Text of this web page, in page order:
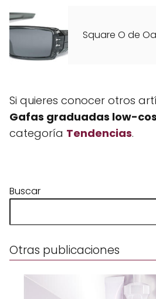
Square O de
Si quieres conocer otros
Gafas graduadas low-
categoría Tendencias.
Buscar
Otras publicaciones